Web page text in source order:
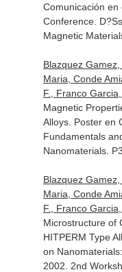
Comunicación
Conference.
Magnetic
Blazquez
Maria, Conde
F., Franco
Magnetic
Alloys. Poster en
Fundamentals
Nanomaterials.
Blazquez
Maria, Conde
F., Franco
Microstructure of
HITPERM Type
on
2002. 2nd